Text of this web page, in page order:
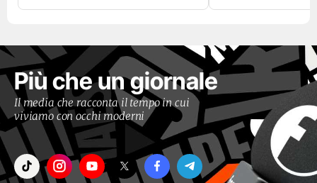
Più che un giornale
Il media che racconta il tempo in cui
viviamo con occhi moderni